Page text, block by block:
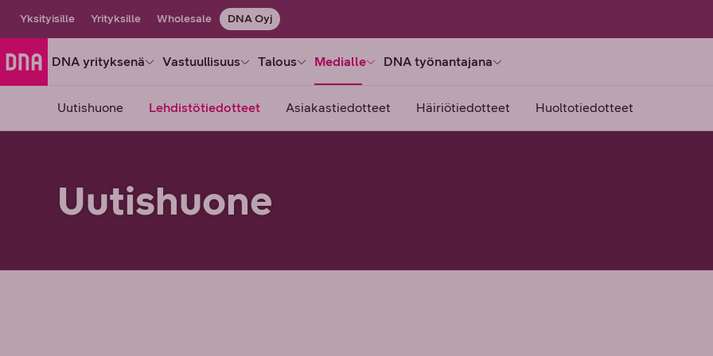
Yksityisille Yrityksille Wholesale DNA Oyj
DNA yrityksenä Vastuullisuus Talous Medialle DNA työnantajana
Uutishuone Lehdistötiedotteet Asiakastiedotteet Häiriötiedotteet Huoltotiedotteet
Uutishuone